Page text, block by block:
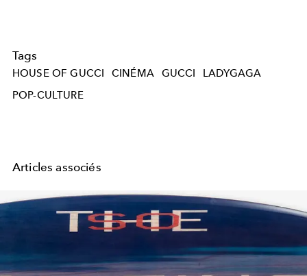
Tags
HOUSE OF GUCCI CINÉMA GUCCI
LADYGAGA
POP-CULTURE
Articles associés